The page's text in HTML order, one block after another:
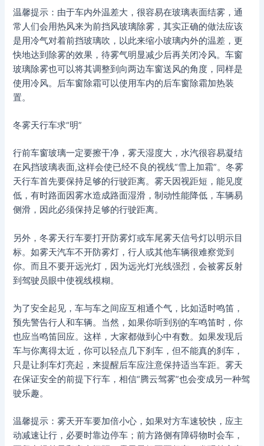
温馨提示：由于车内外温差大，很容易在玻璃表面结雾，通
常人们会用热风来为前挡风玻璃除雾，其实正确的做法应该
是用冷气对着前挡玻璃吹，以此来缩小玻璃内外的温差，更
快地达到除雾的效果，待雾气明显减少后再关闭冷风。车窗
玻璃除雾也可以将其调整到向两边车窗送风的角度，同样是
使用冷风。后车窗除霜可以使用车内的后车窗除霜加热装
置。
冬雾天行车求“明”
行前车窗玻璃一定要擦干净，雾天湿度大，水汽很容易凝结
在风挡玻璃表面,这样会使已经不良的视线“雪上加霜”。冬雾
天行车首先要保持足够的行驶距离。雾天因视距短，能见度
低，有时路面因雾水造成路面湿滑，制动性能降低，车辆易
侧滑，因此必须保持足够的行驶距离。
另外，冬雾天行车要打开防雾灯或车尾雾天信号灯以明示目
标。如雾天汽车不开防雾灯，行人或其他车辆很难察觉到
你。而且不要开远光灯，因为远光灯光线强烈，会被雾反射
到驾驶员眼中使视线模糊。
为了安全起见，车与车之间应互相通个气，比如适时鸣笛，
预先警告行人和车辆。当然，如果你听到别的车鸣笛时，你
也应当鸣笛回应。这样，大家都做到心中有数。如果发现后
车与你离得太近，你可以轻点几下刹车，但不能真的刹车，
只是让刹车灯亮起，来提醒后车应注意保持适当车距。雾天
在保证安全的前提下行车，相信“腾云驾雾”也会变成另一种驾
驶乐趣。
温馨提示：雾天开车要加倍小心，如果对方车速较快，应主
动减速让行，必要时靠边停车；前方路侧有障碍物时会车，